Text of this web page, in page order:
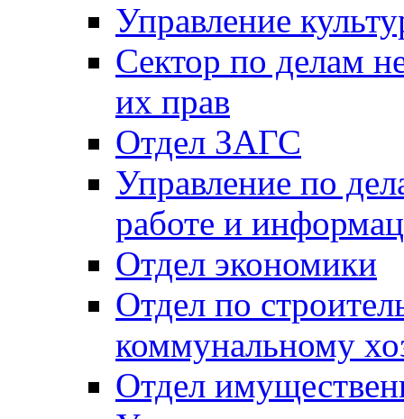
Управление
Сектор по делам
их прав
Отдел ЗАГС
Управление по
работе и
Отдел экономики
Отдел по
коммунальному
Отдел